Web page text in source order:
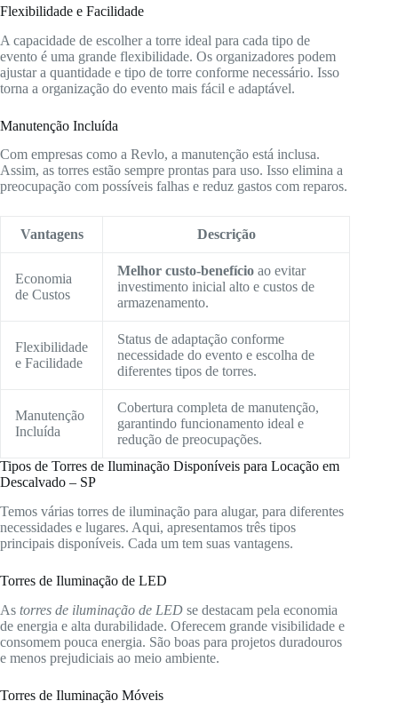
Flexibilidade e Facilidade
A capacidade de escolher a torre ideal para cada tipo de
evento é uma grande flexibilidade. Os organizadores podem
ajustar a quantidade e tipo de torre conforme necessário. Isso
torna a organização do evento mais fácil e adaptável.
Manutenção Incluída
Com empresas como a Revlo, a manutenção está inclusa.
Assim, as torres estão sempre prontas para uso. Isso elimina a
preocupação com possíveis falhas e reduz gastos com reparos.
Vantagens Descrição
Economia
de Custos
Melhor custo-benefício ao evitar
investimento inicial alto e custos de
armazenamento.
Flexibilidade
e Facilidade
Status de adaptação conforme
necessidade do evento e escolha de
diferentes tipos de torres.
Manutenção
Incluída
Cobertura completa de manutenção,
garantindo funcionamento ideal e
redução de preocupações.
Tipos de Torres de Iluminação Disponíveis para Locação em
Descalvado – SP
Temos várias torres de iluminação para alugar, para diferentes
necessidades e lugares. Aqui, apresentamos três tipos
principais disponíveis. Cada um tem suas vantagens.
Torres de Iluminação de LED
As torres de iluminação de LED se destacam pela economia
de energia e alta durabilidade. Oferecem grande visibilidade e
consomem pouca energia. São boas para projetos duradouros
e menos prejudiciais ao meio ambiente.
Torres de Iluminação Móveis